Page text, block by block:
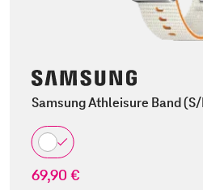
Samsung Athleisure Band
69,90 €